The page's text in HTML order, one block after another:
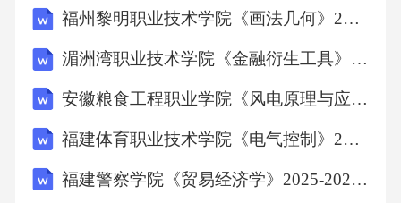
四、材料分析题（本大题共2小题，每小题10
材料一：患者，男性，35岁，主诉牙龈出血、
牙龈肿胀、牙齿松动1个月。检查发现牙龈红
光片显示牙槽骨吸收约20%。
福州黎明职业技术学院《画法几何》2025-2026学年期末试卷
湄洲湾职业技术学院《金融衍生工具》2025-2026学年期末试卷
安徽粮食工程职业学院《风电原理与应用技术》2025-2026学年期末试卷
福建体育职业技术学院《电气控制》2025-2026学年期末试卷
福建警察学院《贸易经济学》2025-2026学年期末试卷